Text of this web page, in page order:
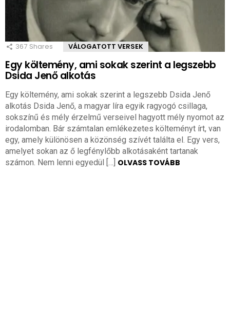
367 Shares VÁLOGATOTT VERSEK
Egy költemény, ami sokak szerint a legszebb
Dsida Jenő alkotás
Egy költemény, ami sokak szerint a legszebb Dsida Jenő
alkotás Dsida Jenő, a magyar líra egyik ragyogó csillaga,
sokszínű és mély érzelmű verseivel hagyott mély nyomot az
irodalomban. Bár számtalan emlékezetes költeményt írt, van
egy, amely különösen a közönség szívét találta el. Egy vers,
amelyet sokan az ő legfénylőbb alkotásaként tartanak
számon. Nem lenni egyedül […] OLVASS TOVÁBB